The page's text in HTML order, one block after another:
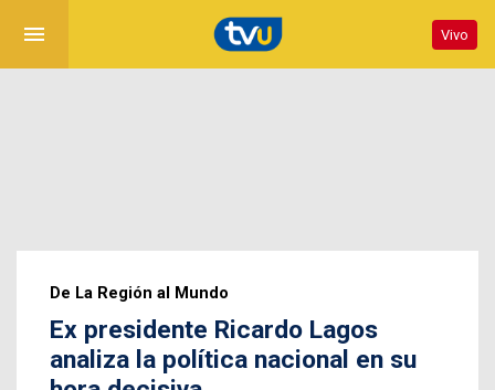
menu Vivo
De La Región al Mundo
Ex presidente Ricardo Lagos
analiza la política nacional en su